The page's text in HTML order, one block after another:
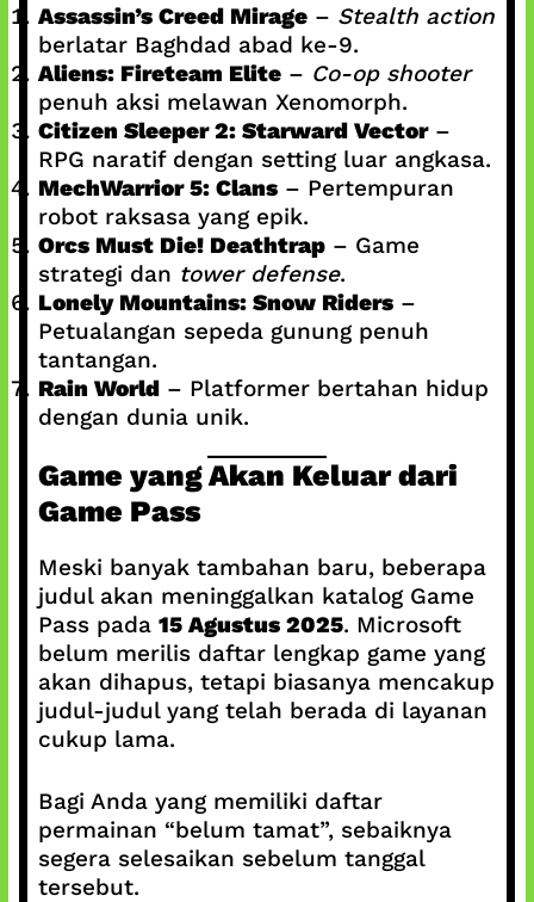
Assassin’s Creed Mirage– Stealth action
berlatar Baghdad abad ke-9.
Aliens: Fireteam Elite– Co-op shooter
penuh aksi melawan Xenomorph.
Citizen Sleeper 2: Starward Vector–
RPG naratif dengan setting luar angkasa.
MechWarrior 5: Clans– Pertempuran
robot raksasa yang epik.
Orcs Must Die! Deathtrap– Game
strategi dan tower defense.
Lonely Mountains: Snow Riders–
Petualangan sepeda gunung penuh
tantangan.
Rain World– Platformer bertahan hidup
dengan dunia unik.
Game yang Akan Keluar dari
Game Pass
Meski banyak tambahan baru, beberapa
judul akan meninggalkan katalog Game
Pass pada 15 Agustus 2025. Microsoft
belum merilis daftar lengkap game yang
akan dihapus, tetapi biasanya mencakup
judul-judul yang telah berada di layanan
cukup lama.
Bagi Anda yang memiliki daftar
permainan “belum tamat”, sebaiknya
segera selesaikan sebelum tanggal
tersebut.